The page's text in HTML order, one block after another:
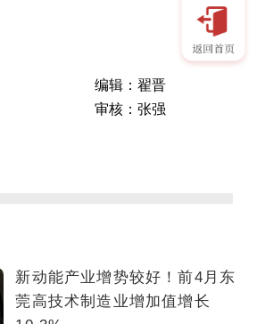
编辑：翟晋
审核：张强
新动能产业增势较好！前4月东
莞高技术制造业增加值增长